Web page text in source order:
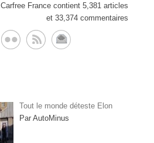
Carfree France contient 5,381 articles
et 33,374 commentaires
Tout le monde déteste Elon
Par AutoMinus